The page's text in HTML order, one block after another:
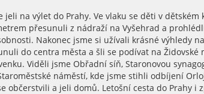
jeli na výlet do Prahy. Ve vlaku se děti v
přesunuli z nádraží na Vyšehrad a
Nakonec jsme si užívali krásné výhledy
do centra města a šli se podívat na
Viděli jsme Obřadní síň, Staronovou
náměstí, kde jsme stihli odbíjení
občerstvili a jeli domů. Letošní cesta do Prahy i